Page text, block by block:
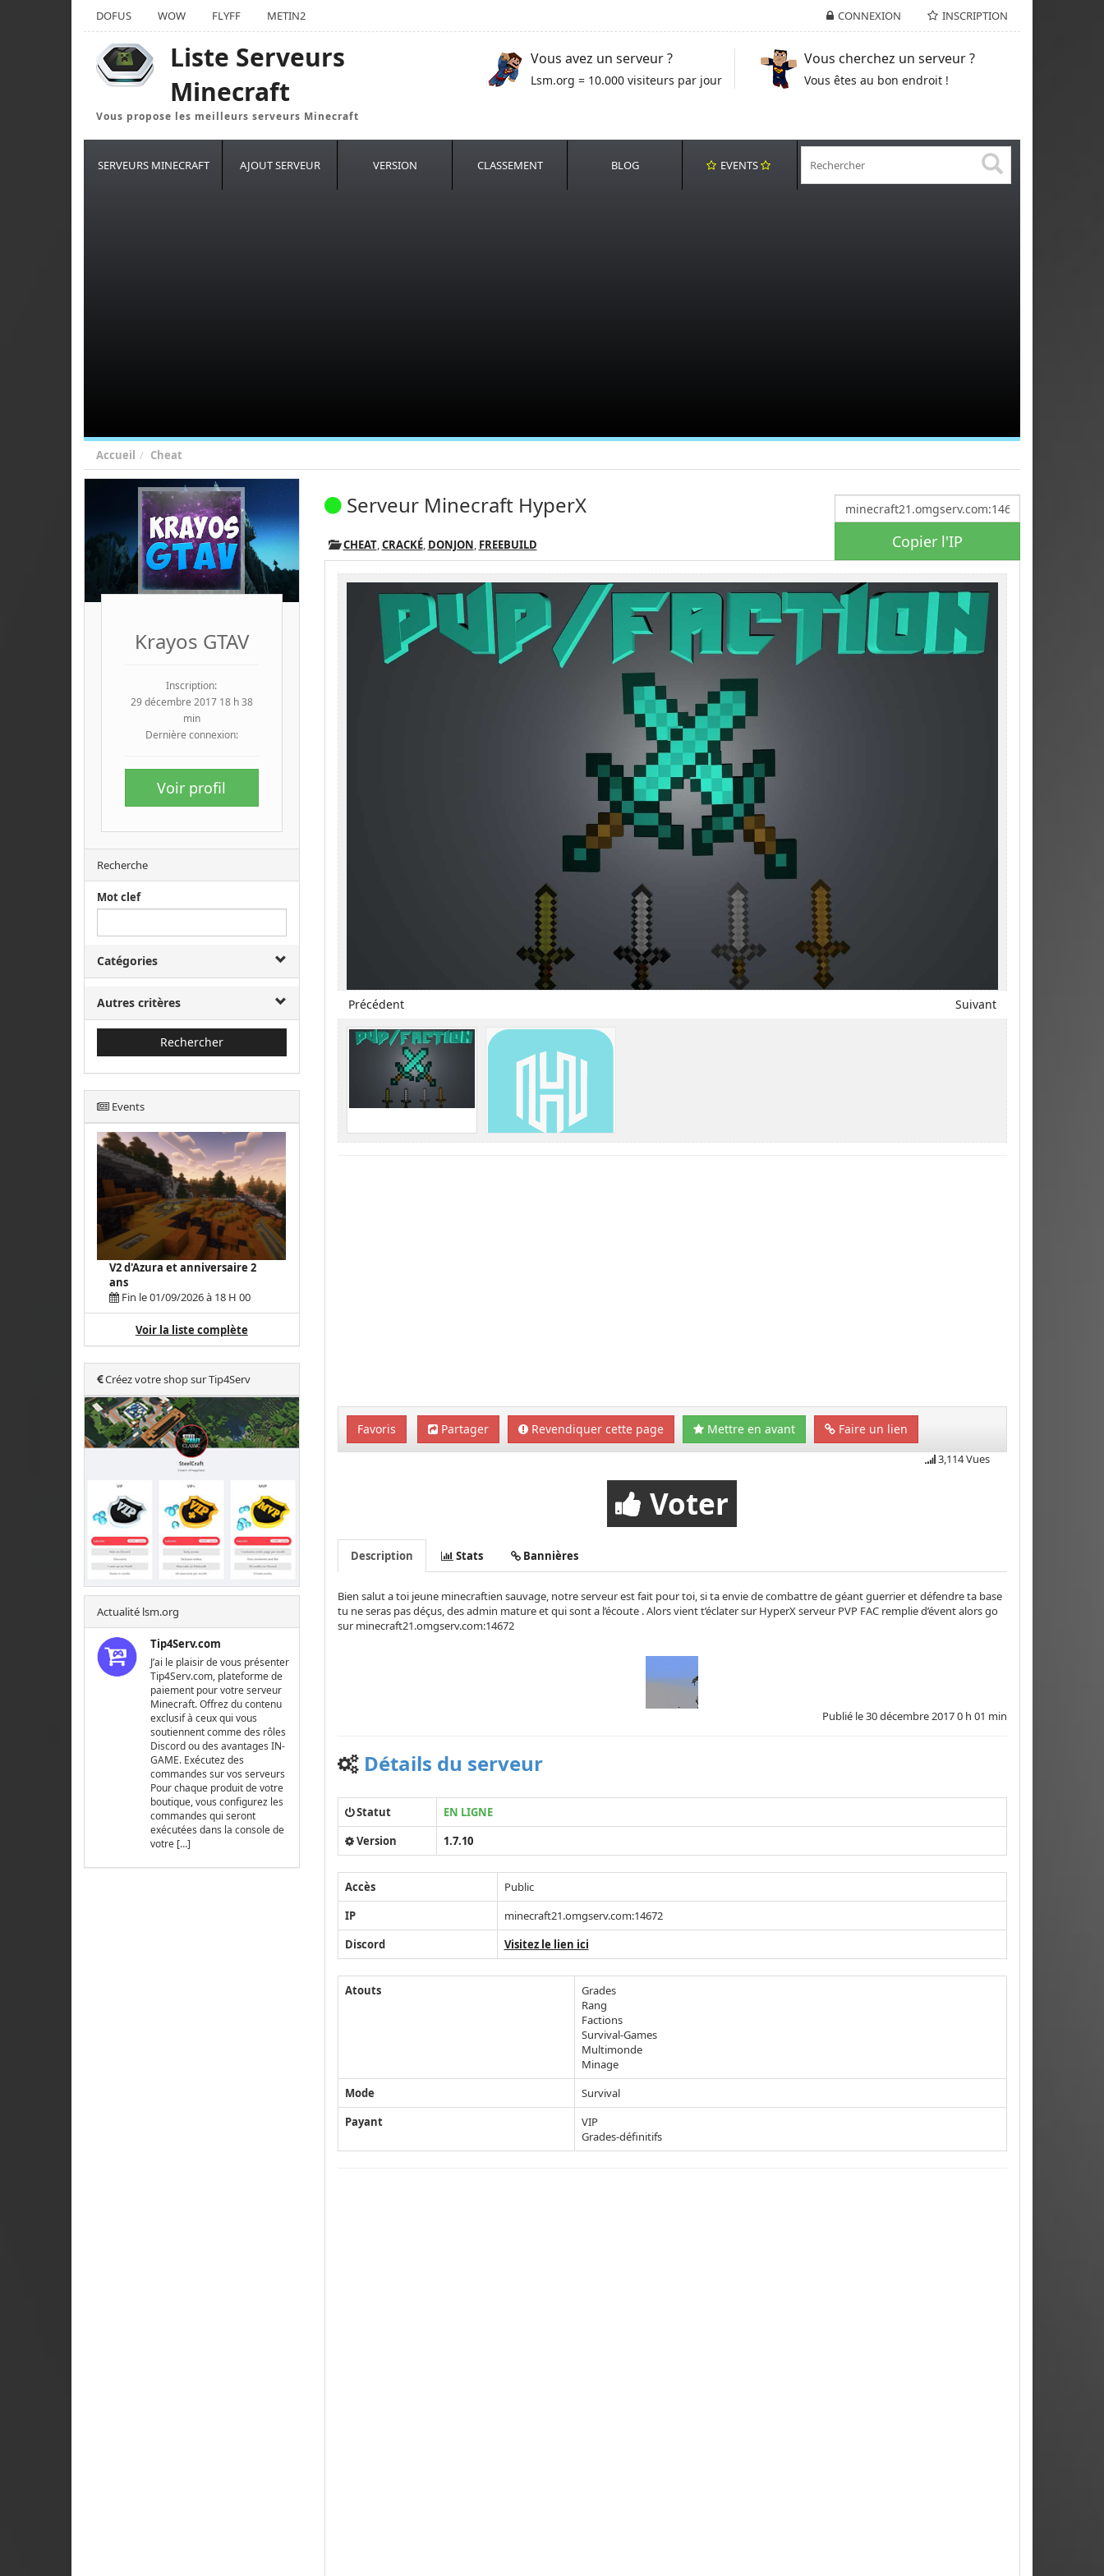
CONNEXION INSCRIPTION
DOFUS WOW FLYFF METIN2
Liste Serveurs
Minecraft
Vous propose les meilleurs serveurs Minecraft
Vous avez un serveur ?
Lsm.org = 10.000 visiteurs par jour
Vous cherchez un serveur ?
Vous êtes au bon endroit !
SERVEURS MINECRAFT AJOUT SERVEUR VERSION CLASSEMENT BLOG EVENTS
Accueil Cheat
Krayos GTAV
Inscription:
29 décembre 2017 18 h 38
min
Dernière connexion:
Voir profil
Recherche
Mot clef
Catégories
Autres critères
Rechercher
Events
V2 d'Azura et anniversaire 2
ans
Fin le 01/09/2026 à 18 H 00
Voir la liste complète
Créez votre shop sur Tip4Serv
Actualité lsm.org
Tip4Serv.com
J’ai le plaisir de vous présenter
Tip4Serv.com, plateforme de
paiement pour votre serveur
Minecraft. Offrez du contenu
exclusif à ceux qui vous
soutiennent comme des rôles
Discord ou des avantages IN-
GAME. Exécutez des
commandes sur vos serveurs
Pour chaque produit de votre
boutique, vous configurez les
commandes qui seront
exécutées dans la console de
votre […]
Copier l'IP
Serveur Minecraft HyperX
CHEAT,CRACKÉ, DONJON, FREEBUILD
Précédent Suivant
Favoris Partager Revendiquer cette page Mettre en avant Faire un lien
3,114 Vues
Voter
Description Stats Bannières
Bien salut a toi jeune minecraftien sauvage, notre serveur est fait pour toi, si ta envie de combattre de géant guerrier et défendre ta base
tu ne seras pas déçus, des admin mature et qui sont a l’écoute . Alors vient t’éclater sur HyperX serveur PVP FAC remplie d’évent alors go
sur minecraft21.omgserv.com:14672
Publié le30 décembre 2017 0 h 01 min
Détails du serveur
Statut
EN LIGNE
Version
1.7.10
Accès
Public
IP
minecraft21.omgserv.com:14672
Discord
Visitez le lien ici
Atouts
Grades
Rang
Factions
Survival-Games
Multimonde
Minage
Mode
Survival
Payant
VIP
Grades-définitifs